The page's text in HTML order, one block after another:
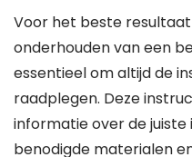
Voor het beste
onderhouden van een
essentieel om altijd de
raadplegen. Deze
informatie over de
benodigde materialen